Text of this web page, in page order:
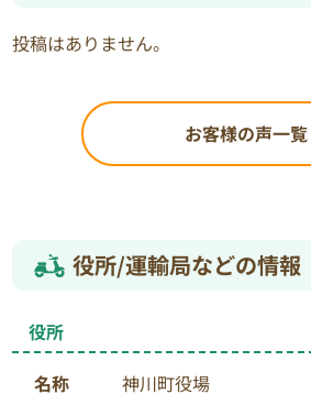
投稿はありません。
お客様の声一覧
役所/運輸局などの情報
役所
名称
神川町役場